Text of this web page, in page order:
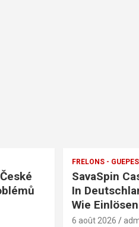
FRELONS -
SavaSpin
In
Wie Einlösen
6 août 2026